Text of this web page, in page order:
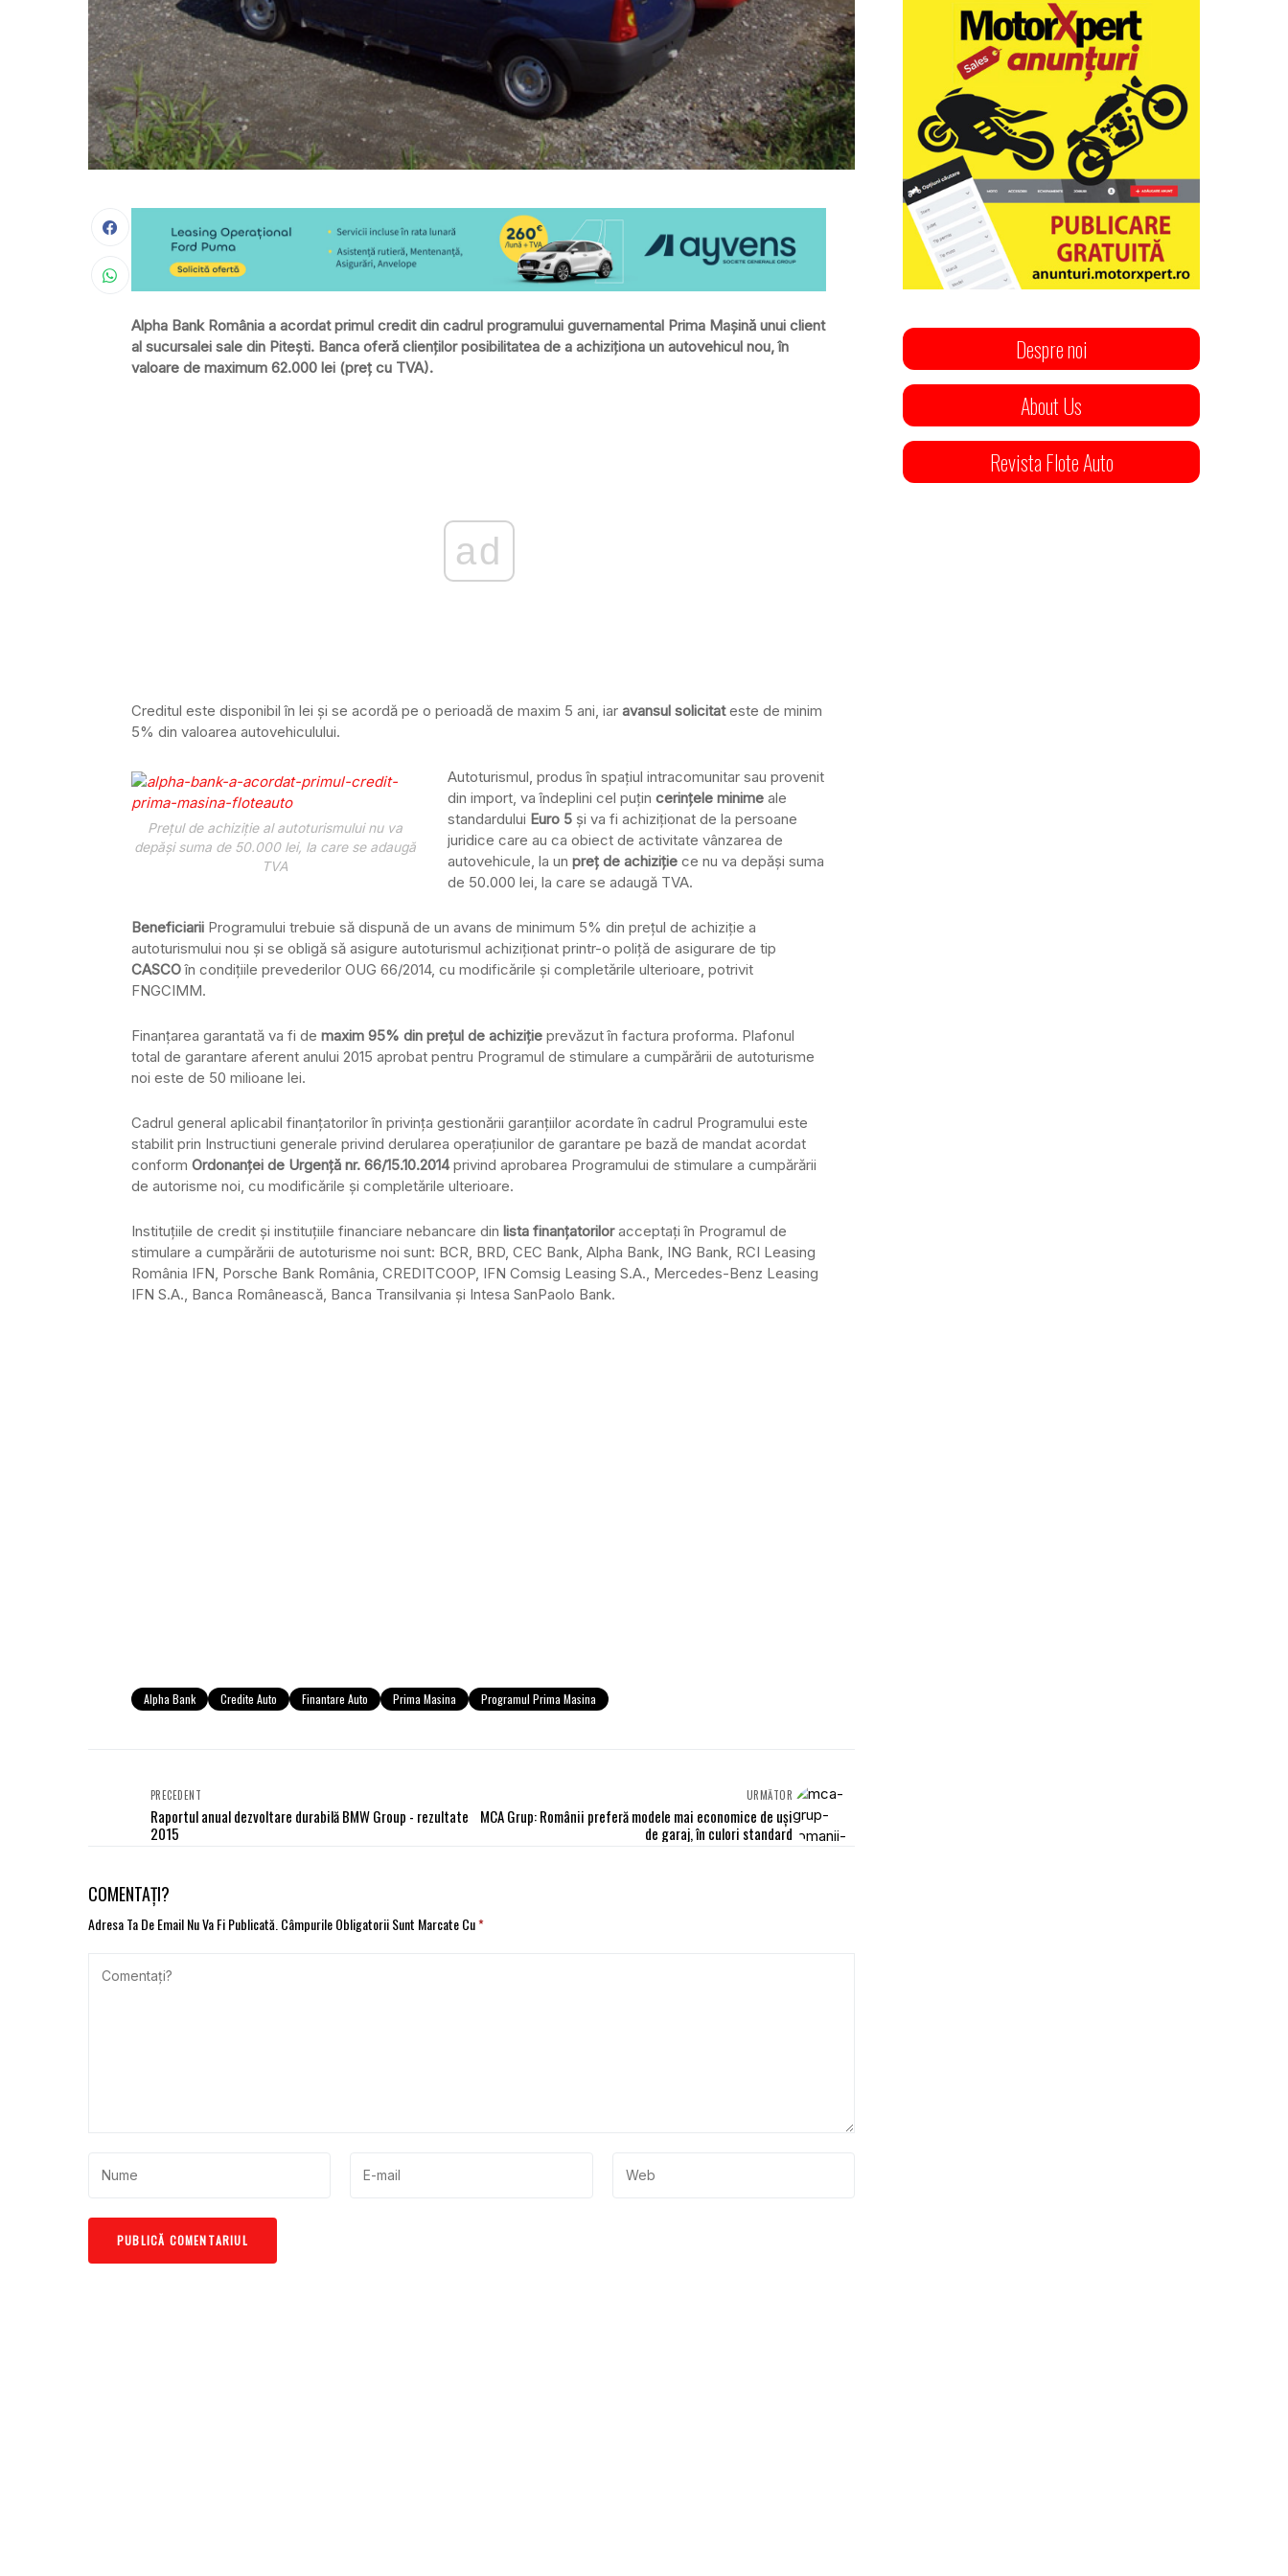
Alpha Bank România a acordat primul credit din cadrul programului guvernamental Prima Maşină unui client
al sucursalei sale din Piteşti. Banca oferă clienţilor posibilitatea de a achiziţiona un autovehicul nou, în
valoare de maximum 62.000 lei (preţ cu TVA).
ad
Creditul este disponibil în lei şi se acordă pe o perioadă de maxim 5 ani, iar avansul solicitateste de minim
5% din valoarea autovehiculului.
Preţul de achiziţie al autoturismului nu va
depăşi suma de 50.000 lei, la care se adaugă
TVA
Autoturismul, produs în spaţiul intracomunitar sau provenit
din import, va îndeplini cel puţin cerinţele minime ale
standardului Euro 5 şi va fi achiziţionat de la persoane
juridice care au ca obiect de activitate vânzarea de
autovehicule, la un preţ de achiziţie ce nu va depăşi suma
de 50.000 lei, la care se adaugă TVA.
Beneficiarii Programului trebuie să dispună de un avans de minimum 5% din preţul de achiziţie a
autoturismului nou şi se obligă să asigure autoturismul achiziţionat printr-o poliţă de asigurare de tip
CASCOîn condiţiile prevederilor OUG 66/2014, cu modificările şi completările ulterioare, potrivit
FNGCIMM.
Finanţarea garantată va fi de maxim 95% din preţul de achiziţie prevăzut în factura proforma. Plafonul
total de garantare aferent anului 2015 aprobat pentru Programul de stimulare a cumpărării de autoturisme
noi este de 50 milioane lei.
Cadrul general aplicabil finanţatorilor în privinţa gestionării garanţiilor acordate în cadrul Programului este
stabilit prin Instructiuni generale privind derularea operaţiunilor de garantare pe bază de mandat acordat
conform Ordonanţei de Urgenţă nr. 66/15.10.2014privind aprobarea Programului de stimulare a cumpărării
de autorisme noi, cu modificările şi completările ulterioare.
Instituţiile de credit şi instituţiile financiare nebancare din lista finanţatoriloracceptaţi în Programul de
stimulare a cumpărării de autoturisme noi sunt: BCR, BRD, CEC Bank, Alpha Bank, ING Bank, RCI Leasing
România IFN, Porsche Bank România, CREDITCOOP, IFN Comsig Leasing S.A., Mercedes-Benz Leasing
IFN S.A., Banca Românească, Banca Transilvania şi Intesa SanPaolo Bank.
Alpha Bank Credite Auto Finantare Auto Prima Masina Programul Prima Masina
PRECEDENT
Raportul anual dezvoltare durabilă BMW Group - rezultate
2015
URMĂTOR
MCA Grup: Românii preferă modele mai economice de uşi
de garaj, în culori standard
COMENTAȚI?
Adresa Ta De Email Nu Va Fi Publicată. Câmpurile Obligatorii Sunt Marcate Cu*
Despre noi
About Us
Revista Flote Auto